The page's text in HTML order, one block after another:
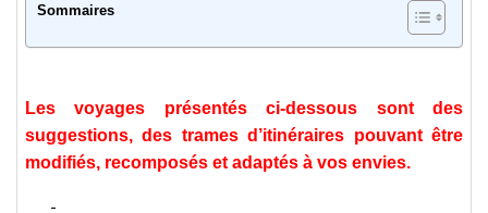
Sommaires
Les voyages présentés ci-dessous sont des
suggestions, des trames d’itinéraires pouvant être
modifiés, recomposés et adaptés à vos envies.